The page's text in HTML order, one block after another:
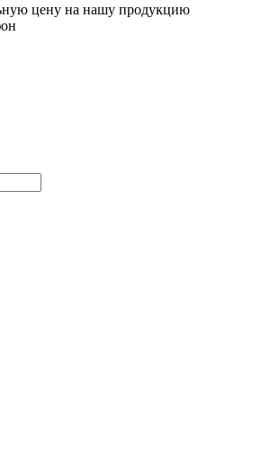
цену на нашу продукцию